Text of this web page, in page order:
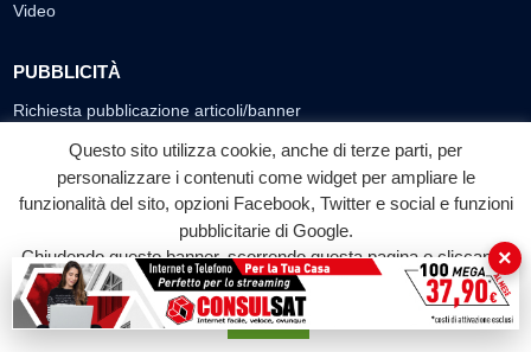
Video
PUBBLICITÀ
Richiesta pubblicazione articoli/banner
SEGUICI SUI SOCIAL
f
Facebook
◎ ▶
YouTube
© 2026 LABTV - Tutti i diritti riservati
Questo sito utilizza cookie, anche di terze parti, per
personalizzare i contenuti come widget per ampliare le
funzionalità del sito, opzioni Facebook, Twitter e social e funzioni
pubblicitarie di Google.
Chiudendo questo banner, scorrendo questa pagina o cliccando
su qualunque suo elemento acconsenti all'uso dei cookie.
Accetta
×